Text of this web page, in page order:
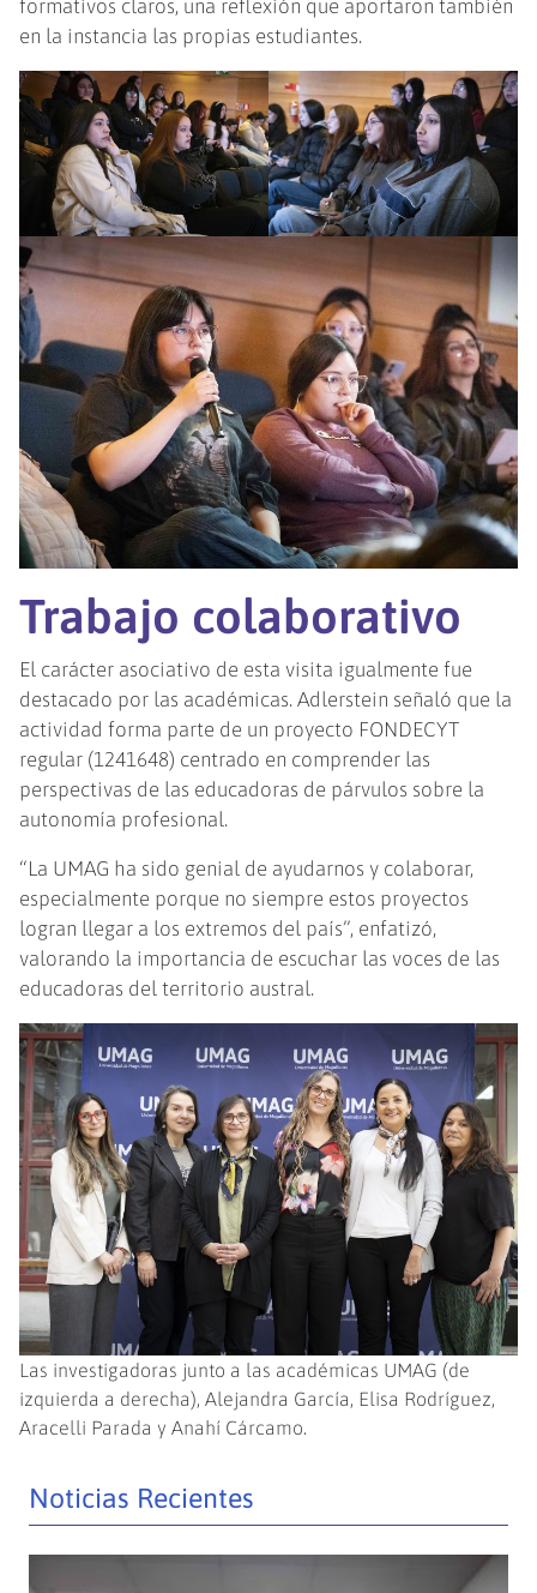
formativos claros, una reflexión que aportaron también
en la instancia las propias estudiantes.
Trabajo colaborativo
El carácter asociativo de esta visita igualmente fue
destacado por las académicas. Adlerstein señaló que la
actividad forma parte de un proyecto FONDECYT
regular (1241648) centrado en comprender las
perspectivas de las educadoras de párvulos sobre la
autonomía profesional.
“La UMAG ha sido genial de ayudarnos y colaborar,
especialmente porque no siempre estos proyectos
logran llegar a los extremos del país”, enfatizó,
valorando la importancia de escuchar las voces de las
educadoras del territorio austral.
Las investigadoras junto a las académicas UMAG (de
izquierda a derecha), Alejandra García, Elisa Rodríguez,
Aracelli Parada y Anahí Cárcamo.
Noticias Recientes